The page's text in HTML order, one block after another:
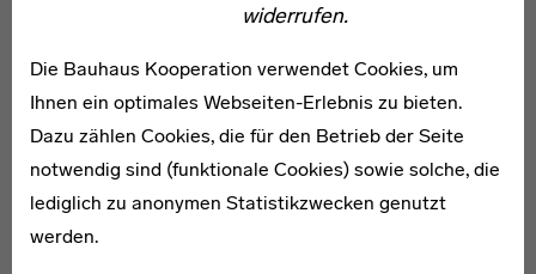
widerrufen.
Die Bauhaus Kooperation verwendet Cookies, um
Ihnen ein optimales Webseiten-Erlebnis zu bieten.
Dazu zählen Cookies, die für den Betrieb der Seite
notwendig sind (funktionale Cookies) sowie solche, die
lediglich zu anonymen Statistikzwecken genutzt
werden.
WEITERE ARTIKEL ZUM THEMA